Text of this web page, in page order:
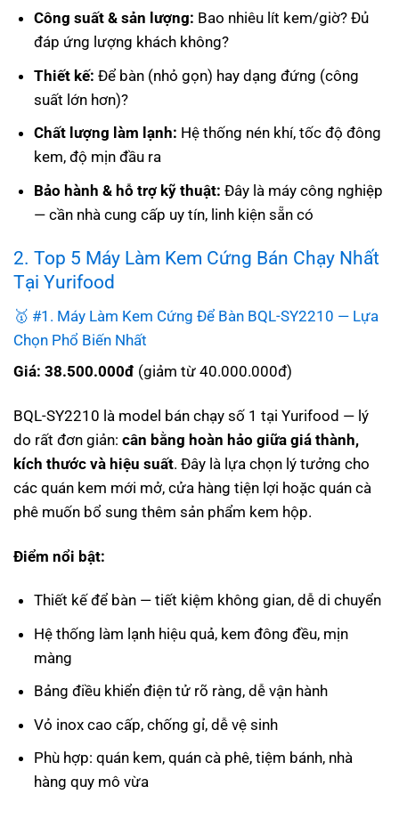
Công suất & sản lượng: Bao nhiêu lít kem/giờ? Đủ
đáp ứng lượng khách không?
Thiết kế: Để bàn (nhỏ gọn) hay dạng đứng (công
suất lớn hơn)?
Chất lượng làm lạnh: Hệ thống nén khí, tốc độ đông
kem, độ mịn đầu ra
Bảo hành & hỗ trợ kỹ thuật: Đây là máy công nghiệp
— cần nhà cung cấp uy tín, linh kiện sẵn có
2. Top 5 Máy Làm Kem Cứng Bán Chạy Nhất
Tại Yurifood
🥇 #1. Máy Làm Kem Cứng Để Bàn BQL-SY2210 — Lựa
Chọn Phổ Biến Nhất
Giá: 38.500.000đ (giảm từ 40.000.000đ)
BQL-SY2210 là model bán chạy số 1 tại Yurifood — lý
do rất đơn giản: cân bằng hoàn hảo giữa giá thành,
kích thước và hiệu suất. Đây là lựa chọn lý tưởng cho
các quán kem mới mở, cửa hàng tiện lợi hoặc quán cà
phê muốn bổ sung thêm sản phẩm kem hộp.
Điểm nổi bật:
Thiết kế để bàn — tiết kiệm không gian, dễ di chuyển
Hệ thống làm lạnh hiệu quả, kem đông đều, mịn
màng
Bảng điều khiển điện tử rõ ràng, dễ vận hành
Vỏ inox cao cấp, chống gỉ, dễ vệ sinh
Phù hợp: quán kem, quán cà phê, tiệm bánh, nhà
hàng quy mô vừa